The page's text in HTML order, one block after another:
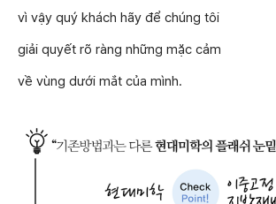
vì vậy quý khách hãy để chúng tôi
giải quyết rõ ràng những mặc cảm
về vùng dưới mắt của mình.